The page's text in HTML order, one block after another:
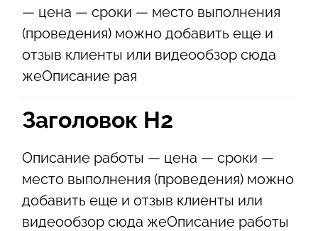
— цена — сроки — место выполнения
(проведения) можно добавить еще и
отзыв клиенты или видеообзор сюда
жеОписание рая
Заголовок Н2
Описание работы — цена — сроки —
место выполнения (проведения) можно
добавить еще и отзыв клиенты или
видеообзор сюда жеОписание работы